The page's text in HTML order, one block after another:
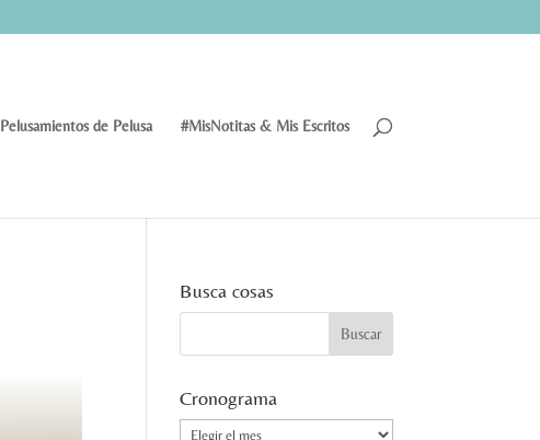
Pelusamientos de Pelusa #MisNotitas & Mis Escritos
Busca cosas
Cronograma
Cronograma